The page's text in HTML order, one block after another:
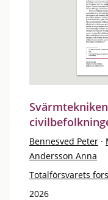
Bennesved Peter ·
Andersson Anna
Totalförsvarets
2026